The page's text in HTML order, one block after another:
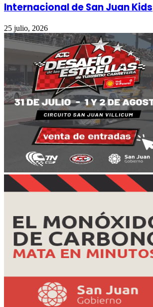
Internacional de San Juan Kids
25 julio, 2026